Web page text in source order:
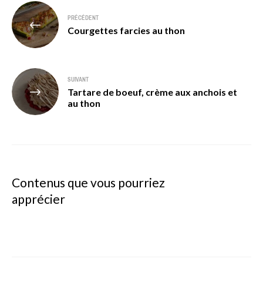
Navigation
de
l’article
PRÉCÉDENT
Courgettes farcies au thon
SUIVANT
Tartare de boeuf, crème aux anchois et
au thon
Contenus que vous pourriez
apprécier